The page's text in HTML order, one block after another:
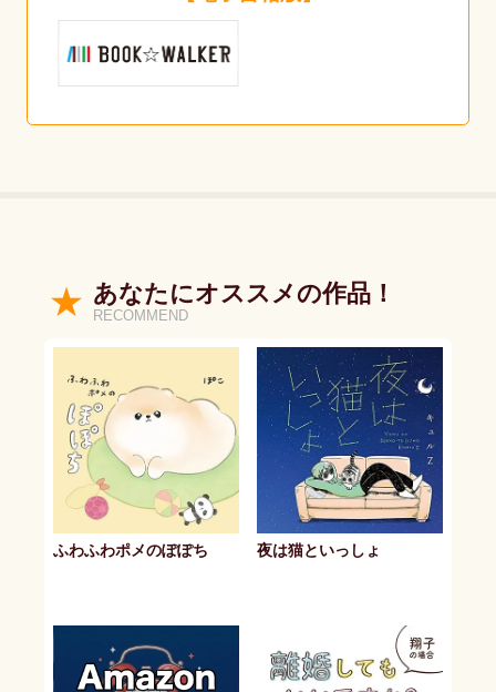
あなたにオススメの作品！
RECOMMEND
ふわふわポメのぽぽち 夜は猫といっしょ